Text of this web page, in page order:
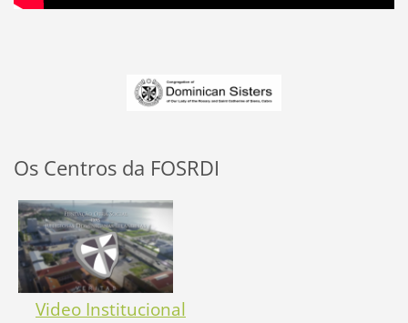
Os Centros da FOSRDI
Video Institucional